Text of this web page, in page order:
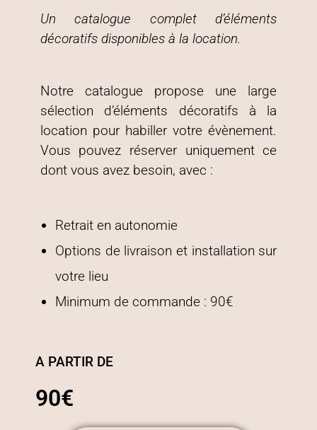
Un catalogue complet d’éléments
décoratifs disponibles à la location.
Notre catalogue propose une large
sélection d’éléments décoratifs à la
location pour habiller votre évènement.
Vous pouvez réserver uniquement ce
dont vous avez besoin, avec :
Retrait en autonomie
Options de livraison et installation sur
votre lieu
Minimum de commande : 90€
A PARTIR DE
90€